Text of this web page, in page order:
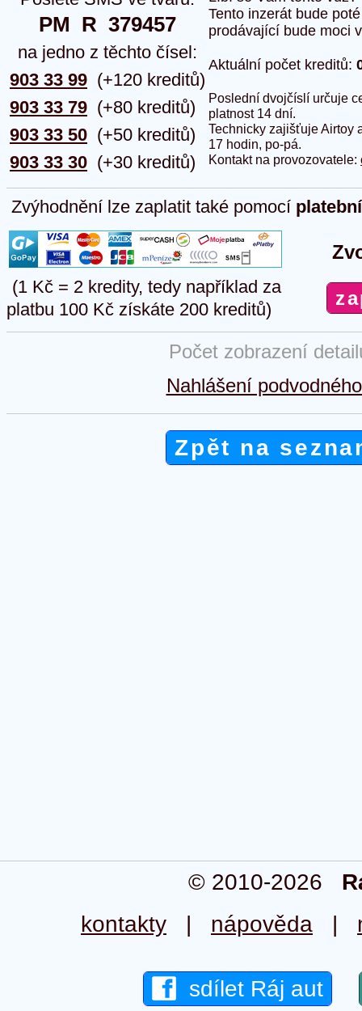
PM  R  379457
na jedno z těchto čísel:
903 33 99
903 33 79
903 33 50
903 33 30
(+120 kreditů)
(+80 kreditů)
(+50 kreditů)
(+30 kreditů)
Tento inzerát bude
prodávající bude moci
Aktuální počet kreditů:
Poslední dvojčíslí určuje
platnost 14 dní.
Technicky zajišťuje Airtoy
17 hodin, po-pá.
Kontakt na provozovatele:
Zvýhodnění lze zaplatit také pomocí
(1 Kč = 2 kredity, tedy například za
platbu 100 Kč získáte 200 kreditů)
Počet zobrazení
Nahlášení
Zpět na
© 2010-2026
kontakty | nápověda |
sdílet Ráj aut